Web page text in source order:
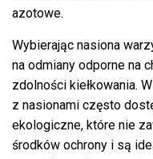
azotowe.
Wybierając nasiona
na odmiany odporne na
zdolności kiełkowania.
z nasionami często
ekologiczne, które nie
środków ochrony i są